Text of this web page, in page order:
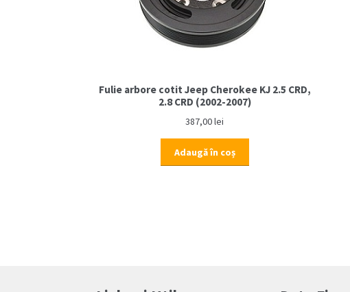
Fulie arbore cotit Jeep Cherokee KJ 2.5 CRD,
2.8 CRD (2002-2007)
387,00lei
Adaugă în coș